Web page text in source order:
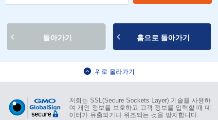
돌아가기 홈으로 돌아가기
위로 올라가기
저희는 SSL(Secure Sockets Layer) 기술을 사용하
여 개인 정보를 보호하고 고객 정보를 입력할 때 데
이터가 유출되거나 위조되는 것을 방지합니다.